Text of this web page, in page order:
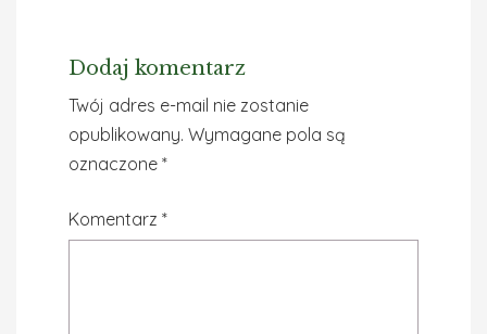
Dodaj komentarz
Twój adres e-mail nie zostanie
opublikowany. Wymagane pola są
oznaczone *
Komentarz *